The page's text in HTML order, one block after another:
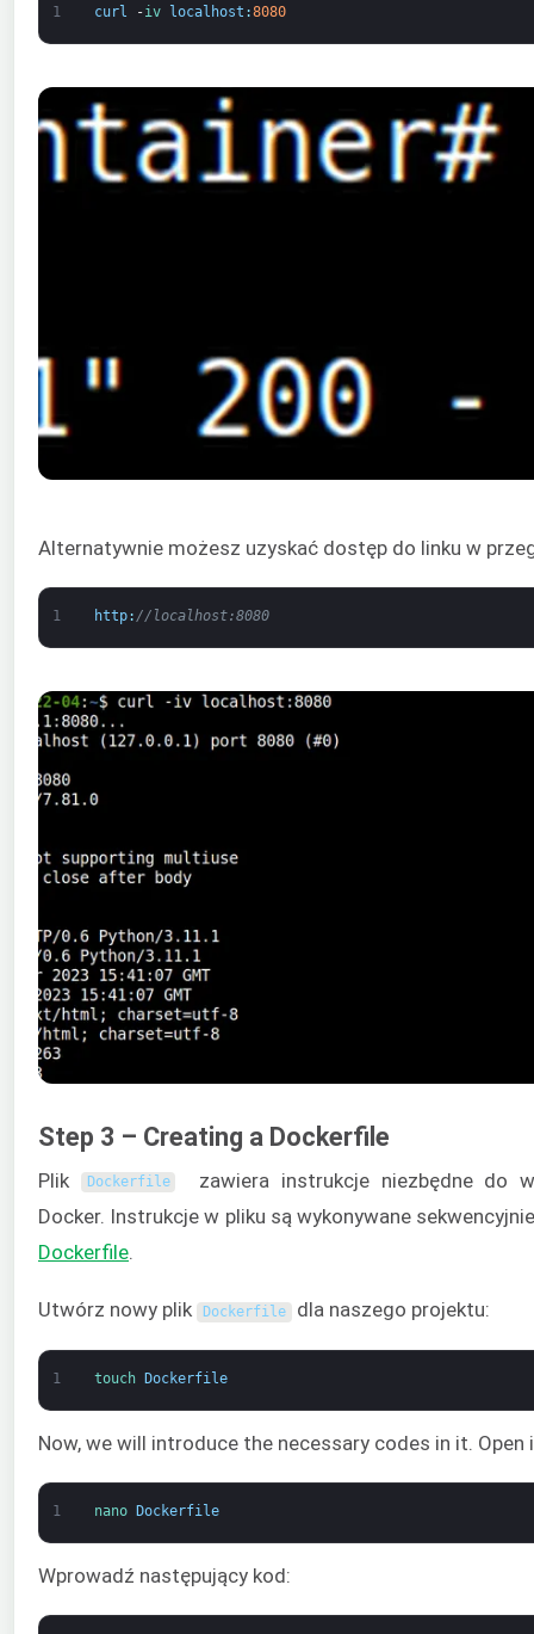
1 curl -iv localhost :8080
Alternatywnie możesz uzyskać dostęp do linku w
1 http: //localhost:8080
Step 3 – Creating a Dockerfile
Plik Dockerfile
zawiera instrukcje niezbędne do
Docker. Instrukcje w pliku są wykonywane
Dockerfile
Utwórz nowy plik Dockerfile dla naszego projektu:
1 touch Dockerfile
Now, we will introduce the necessary codes in it.
1 nano Dockerfile
Wprowadź następujący kod: